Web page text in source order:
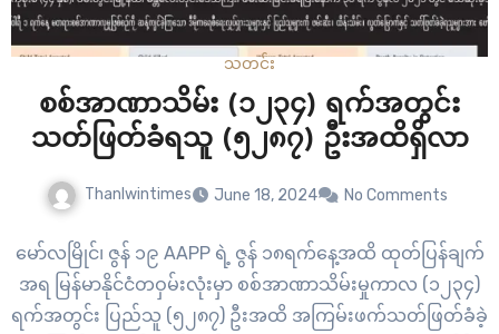
သတင်း
စစ်အာဏာသိမ်း (၁၂၃၄) ရက်အတွင်း
သတ်ဖြတ်ခံရသူ (၅၂၈၇) ဦးအထိရှိလာ
Thanlwintimes June 18, 2024 No Comments
မော်လမြိုင်၊ ဇွန် ၁၉ AAPP ရဲ့ ဇွန် ၁၈ရက်နေ့အထိ ထုတ်ပြန်ချက်
အရ မြန်မာနိုင်ငံတဝှမ်းလုံးမှာ စစ်အာဏာသိမ်းမှုကာလ (၁၂၃၄)
ရက်အတွင်း ပြည်သူ (၅၂၈၇) ဦးအထိ အကြမ်းဖက်သတ်ဖြတ်ခံခဲ့